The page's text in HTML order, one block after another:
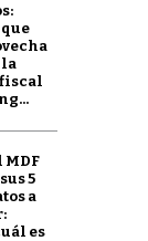
5
a
es